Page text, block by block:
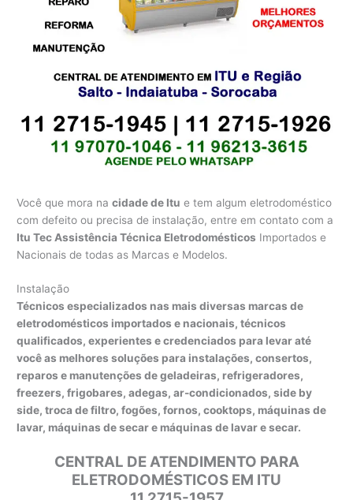
Você que mora nacidade de Itu e tem algum eletrodoméstico
com defeito ou precisa de instalação, entre em contato com a
Itu Tec Assistência Técnica Eletrodomésticos Importados e
Nacionais de todas as Marcas e Modelos.
Instalação
Técnicos especializados nas mais diversas marcas de
eletrodomésticos importados e nacionais, técnicos
qualificados, experientes e credenciados para levar até
você as melhores soluções para instalações, consertos,
reparos e manutenções de geladeiras, refrigeradores,
freezers, frigobares, adegas, ar-condicionados, side by
side, troca de filtro, fogões, fornos, cooktops, máquinas de
lavar, máquinas de secar e máquinas de lavar e secar.
CENTRAL DE ATENDIMENTO PARA
ELETRODOMÉSTICOS EM ITU